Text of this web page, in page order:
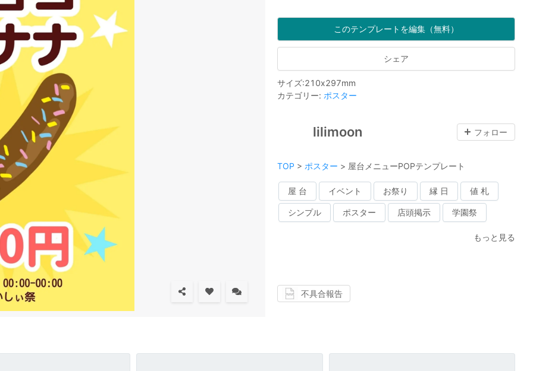
このテンプレートを編集（無料）
シェア
サイズ:210x297mm
カテゴリー: ポスター
lilimoon フォロー
TOP > ポスター > 屋台メニューPOPテンプレート
屋 台 イベント お祭り 縁 日 値 札
シンプル ポスター 店頭掲示 学園祭
もっと見る
不具合報告